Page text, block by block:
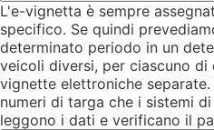
L'e-vignetta è sempre
specifico. Se quindi
determinato periodo in un
veicoli diversi, per ciascuno di
vignette elettroniche
numeri di targa che i sistemi
leggono i dati e verificano il